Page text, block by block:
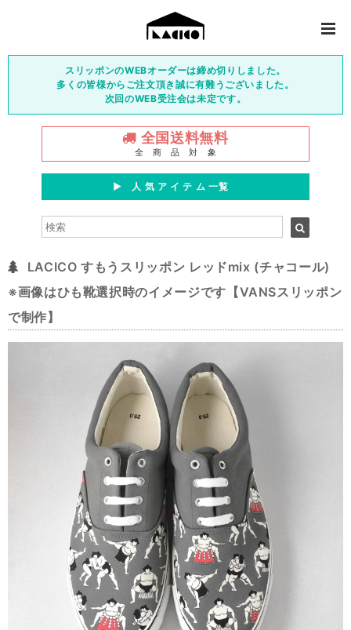
スリッポンのWEBオーダーは締め切りしました。
多くの皆様からご注文頂き誠に有難うございました。
次回のWEB受注会は未定です。
全国送料無料
全 商 品 対 象
▶︎ 人 気 ア イ テ ム 一覧
LACICO すもうスリッポン レッドmix (チャコール)
※画像はひも靴選択時のイメージです【VANSスリッポン
で制作】